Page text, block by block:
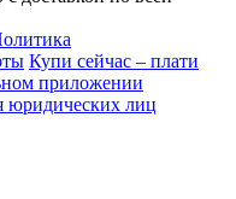
Купи сейчас – плати
приложении
юридических лиц